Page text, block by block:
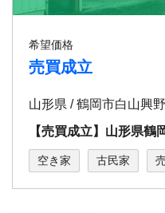
希望価格
売買成立
山形県 / 鶴岡市白山興野
【売買成立】山形県鶴
空き家 古民家